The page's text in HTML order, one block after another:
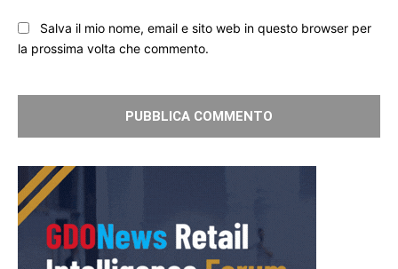
Salva il mio nome, email e sito web in questo browser per
la prossima volta che commento.